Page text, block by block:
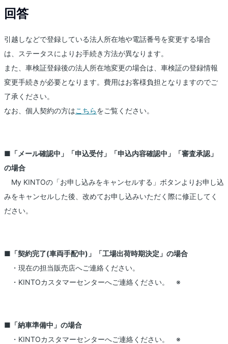
回答
引越しなどで登録している法人所在地や電話番号を変更する場合
は、ステータスによりお手続き方法が異なります。
また、車検証登録後の法人所在地変更の場合は、車検証の登録情報
変更手続きが必要となります。費用はお客様負担となりますのでご
了承ください。
なお、個人契約の方はこちらをご覧ください。
■「メール確認中」「申込受付」「申込内容確認中」「審査承認」
の場合
My KINTOの「お申し込みをキャンセルする」ボタンよりお申し込
みをキャンセルした後、改めてお申し込みいただく際に修正してく
ださい。
■「契約完了(車両手配中)」「工場出荷時期決定」の場合
・現在の担当販売店へご連絡ください。
・KINTOカスタマーセンターへご連絡ください。 ※
■「納車準備中」の場合
・KINTOカスタマーセンターへご連絡ください。 ※